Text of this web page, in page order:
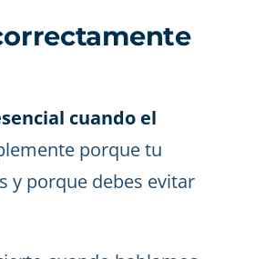
cuando el
porque tu
y porque debes evitar